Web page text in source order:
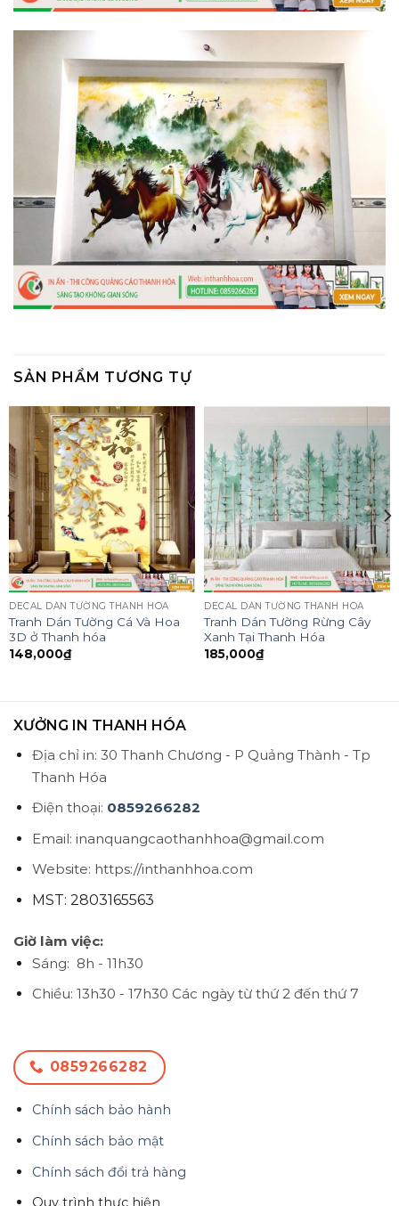
SẢN PHẨM TƯƠNG TỰ
DECAL DÁN TƯỜNG THANH HÓA
Tranh Dán Tường Cá Và Hoa
3D ở Thanh hóa
148,000₫
DECAL DÁN TƯỜNG THANH HÓA
Tranh Dán Tường Rừng Cây
Xanh Tại Thanh Hóa
185,000₫
XƯỞNG IN THANH HÓA
Địa chỉ in: 30 Thanh Chương - P Quảng Thành - Tp
Thanh Hóa
Điện thoại: 0859266282
Email: inanquangcaothanhhoa@gmail.com
Website: https://inthanhhoa.com
MST: 2803165563
Giờ làm việc:
Sáng: 8h - 11h30
Chiều: 13h30 - 17h30 Các ngày từ thứ 2 đến thứ 7
0859266282
Chính sách bảo hành
Chính sách bảo mật
Chính sách đổi trả hàng
Quy trình thực hiện